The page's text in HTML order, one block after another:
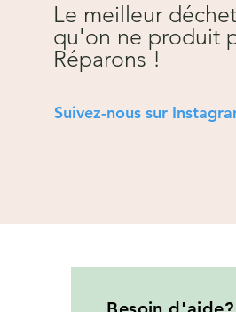
Le meilleur
qu'on ne produit
Réparons !
Suivez-nous sur Instagra